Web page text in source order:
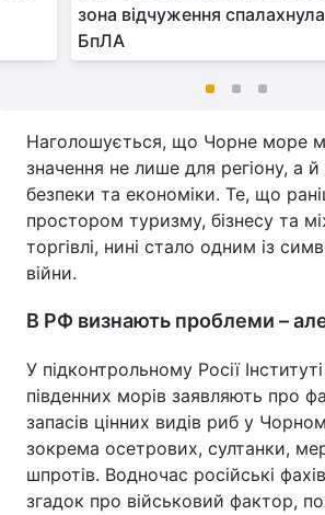
зона відчуження
БпЛА
Наголошується, що Чорне море
значення не лише для регіону, а й
безпеки та економіки. Те, що
простором туризму, бізнесу та
торгівлі, нині стало одним із
війни.
В РФ визнають проблеми –
У підконтрольному Росії Інституті
південних морів заявляють про
запасів цінних видів риб у
зокрема осетрових, султанки,
шпротів. Водночас російські
згадок про військовий фактор,